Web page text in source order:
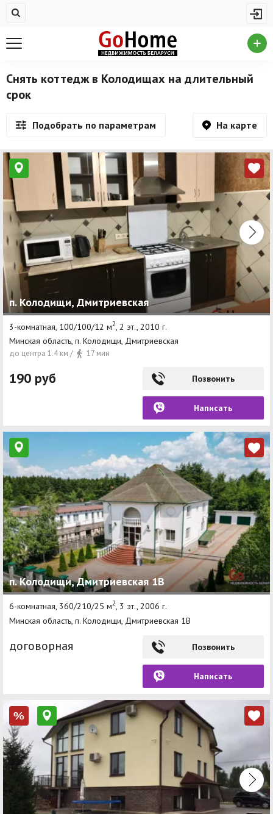
Недвижимость в Колодищах
Снять квартиру
На сутки
Дома/коттеджи/участки
Комерческая недвижимость
Недвижимость в Колодищах
Продажа коммерческой недвижимости
Аренда коммерческой недвижимости
Другие разделы
Новости
Агентства
Реклама на сайте
Снять коттедж в Колодищах на длительный
срок
Подобрать по параметрам На карте
п. Колодищи, Дмитриевская
3-комнатная, 100/100/12 м2 , 2 эт., 2010 г.
Минская область, п. Колодищи, Дмитриевская
до центра 1.4 км / 17 мин
190 руб Позвонить
Написать
п. Колодищи, Дмитриевская 1В
6-комнатная, 360/210/25 м2, 3 эт., 2006 г.
Минская область, п. Колодищи, Дмитриевская 1В
договорная Позвонить
Написать
%